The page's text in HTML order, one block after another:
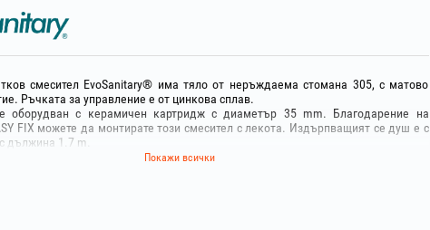
смесител EvoSanitary® има тяло от неръждаема стомана 305, с матово
Ръчката за управление е от цинкова сплав.
оборудван с керамичен картридж с диаметър 35 mm. Благодарение на
FIX можете да монтирате този смесител с лекота. Издърпващият се душ е с
дължина 1.7 m.
на перлатора можете да изберете тип струя: концентрирана или дъжд. За да
Покажи всички